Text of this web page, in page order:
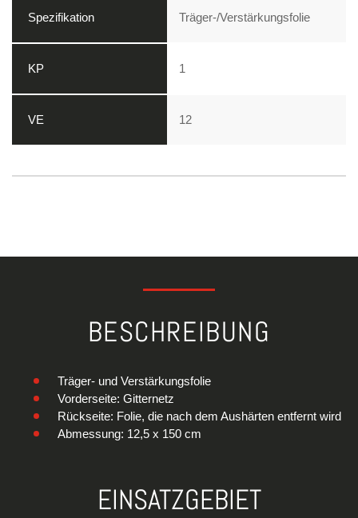
Träger-/Verstärkungsfolie
1
12
BESCHREIBUNG
Träger- und Verstärkungsfolie
Vorderseite: Gitternetz
Rückseite: Folie, die nach dem Aushärten entfernt wird
Abmessung: 12,5 x 150 cm
EINSATZGEBIET